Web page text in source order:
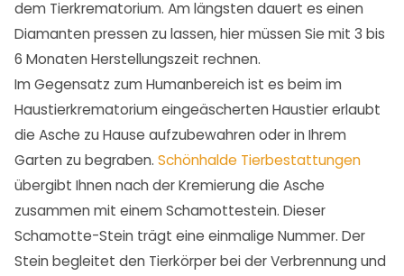
dem Tierkrematorium. Am längsten dauert es einen
Diamanten pressen zu lassen, hier müssen Sie mit 3 bis
6 Monaten Herstellungszeit rechnen.
Im Gegensatz zum Humanbereich ist es beim im
Haustierkrematorium eingeäscherten Haustier erlaubt
die Asche zu Hause aufzubewahren oder in Ihrem
Garten zu begraben. Schönhalde Tierbestattungen
übergibt Ihnen nach der Kremierung die Asche
zusammen mit einem Schamottestein. Dieser
Schamotte-Stein trägt eine einmalige Nummer. Der
Stein begleitet den Tierkörper bei der Verbrennung und